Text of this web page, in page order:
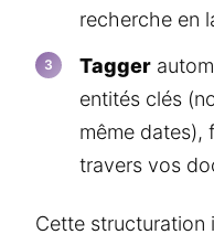
recherche en
Tagger
entités clés
même dates),
travers vos
Cette structuration